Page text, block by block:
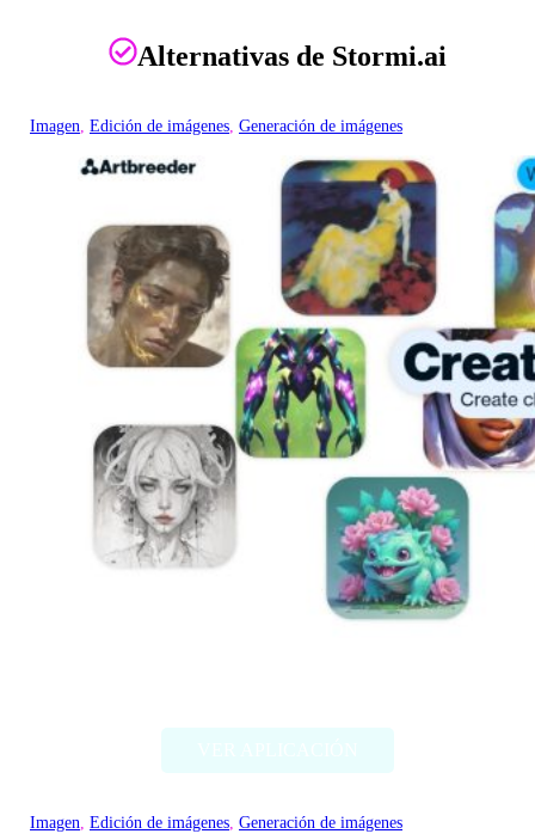
Alternativas de Stormi.ai
Imagen, Edición de imágenes, Generación de imágenes
Imagen, Edición de imágenes, Generación de imágenes